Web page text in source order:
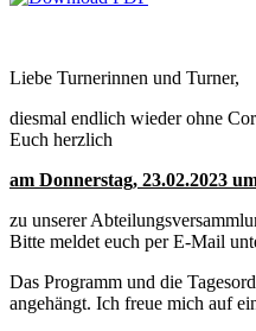
Liebe Turnerinnen und Turner,
diesmal endlich wieder ohne
Euch herzlich
am Donnerstag, 23.02.2023
zu unserer
Bitte meldet euch per E-Mail
Das Programm und die
angehängt. Ich freue mich auf